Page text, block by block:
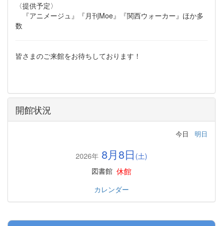
〈提供予定〉
『アニメージュ』『月刊Moe』『関西ウォーカー』ほか多
数
皆さまのご来館をお待ちしております！
開館状況
今日 明日
2026年 8月8日 (土)
図書館 休館
カレンダー